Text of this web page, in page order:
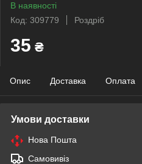
В наявності
Код: 309779
Роздріб
35 ₴
Опис Доставка Оплата
Умови доставки
Нова Пошта
Самовивіз